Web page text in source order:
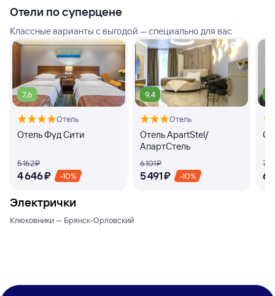
Отели по суперцене
Классные варианты с выгодой — специально для вас
7,6
Отель
Отель Фуд Сити
5 ⁠162 ⁠₽
4 ⁠646 ⁠₽ -10%
9,4
Отель
Отель ApartStel/
АпартСтель
6 ⁠101 ⁠₽
5 ⁠491 ⁠₽ -10%
7
6
Электрички
Клюковники — Брянск-Орловский